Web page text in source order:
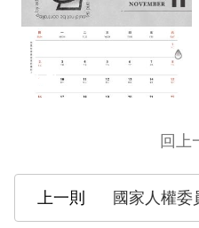
無
回上
國家人權委員會「